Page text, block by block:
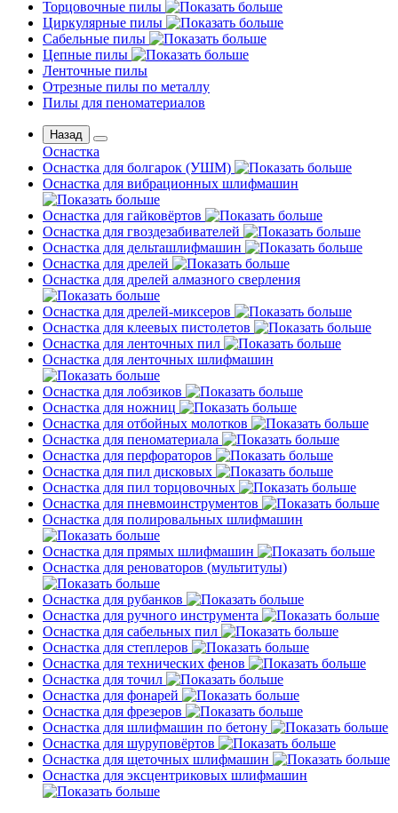
Торцовочные пилы
Циркулярные пилы
Сабельные пилы
Цепные пилы
Ленточные пилы
Отрезные пилы по металлу
Пилы для пеноматериалов
Назад
Оснастка
Оснастка для болгарок (УШМ)
Оснастка для вибрационных шлифмашин
Оснастка для гайковёртов
Оснастка для гвоздезабивателей
Оснастка для дельташлифмашин
Оснастка для дрелей
Оснастка для дрелей алмазного сверления
Оснастка для дрелей-миксеров
Оснастка для клеевых пистолетов
Оснастка для ленточных пил
Оснастка для ленточных шлифмашин
Оснастка для лобзиков
Оснастка для ножниц
Оснастка для отбойных молотков
Оснастка для пеноматериала
Оснастка для перфораторов
Оснастка для пил дисковых
Оснастка для пил торцовочных
Оснастка для пневмоинструментов
Оснастка для полировальных шлифмашин
Оснастка для прямых шлифмашин
Оснастка для реноваторов (мультитулы)
Оснастка для рубанков
Оснастка для ручного инструмента
Оснастка для сабельных пил
Оснастка для степлеров
Оснастка для технических фенов
Оснастка для точил
Оснастка для фонарей
Оснастка для фрезеров
Оснастка для шлифмашин по бетону
Оснастка для шуруповёртов
Оснастка для щеточных шлифмашин
Оснастка для эксцентриковых шлифмашин